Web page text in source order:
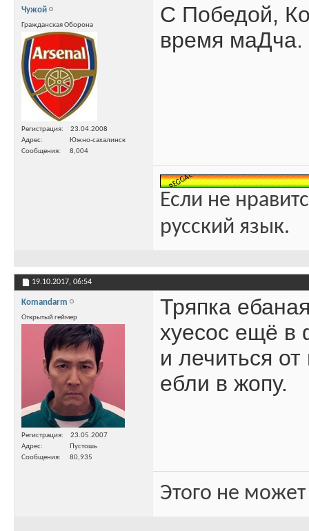
Чужой
Гражданская Оборона
Регистрация
23.04.2008
Адрес
Южно-сахалинск
Сообщения
8,004
С Победой,
время маДча.
Если не
русский язык.
19.10.2017, 06:54
Komandarm
Открытый геймер
Регистрация
23.05.2007
Адрес
Пустошь
Сообщения
80,935
Тряпка
хуесос ещё в
и лечиться
ебли в жопу.
Этого не